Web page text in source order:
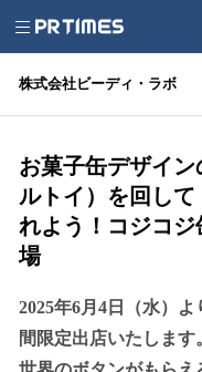
株式会社ビーディ・ラボ
お菓子缶デザイ
ルトイ）を回し
れよう！コジコ
場
2025年6月4日（水）
間限定出店いたします